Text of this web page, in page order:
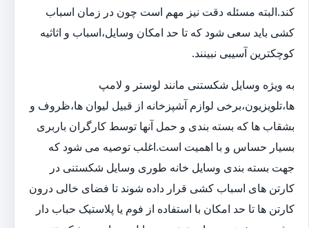
کند.البته مسئله دقت نیز مهم است چون در زمان اسباب
کشی باید سعی شود که تا حد امکان وسایل،اسباب و اثاثیه
کوچکترین آسیبی نبینند.
به ویژه وسایل شکستنی مانند لوستر و لامپ
ها،تلویزیون،برخی لوازم آشپزخانه از قبیل لیوان ها،ظروف و
بشقاب ها که بسته بندی و حمل آنها توسط کارگران باربری
بسیار حساس و با اهمیت است.اغلب توصیه می شود که
جهت بسته بندی وسایل خانه طوری وسایل شکستنی در
کارتن های اسباب کشی قرار داده شوند تا فضای خالی درون
کارتن ها تا حد امکان با استفاده از فوم یا پلاستیک حباب دار